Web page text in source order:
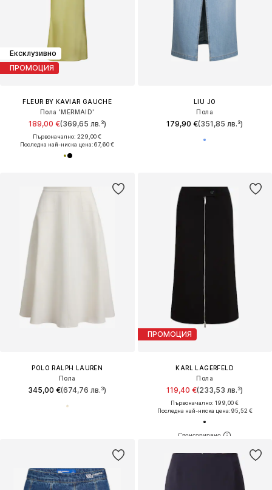
Ексклузивно
ПРОМОЦИЯ
FLEUR BY KAVIAR GAUCHE
Пола 'MERMAID'
189,00 €(369,65 лв.³)
Първоначално: 229,00 €
Последна най-ниска цена:67,60 €
LIU JO
Пола
179,90 €(351,85 лв.³)
POLO RALPH LAUREN
Пола
345,00 €(674,76 лв.³)
ПРОМОЦИЯ
KARL LAGERFELD
Пола
119,40 €(233,53 лв.³)
Първоначално: 199,00 €
Последна най-ниска цена:95,52 €